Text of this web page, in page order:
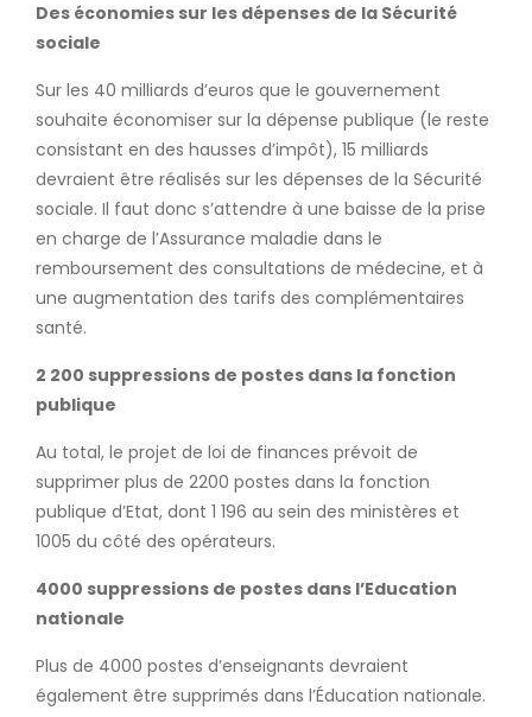
Des économies sur les dépenses de la Sécurité
sociale
Sur les 40 milliards d’euros que le gouvernement
souhaite économiser sur la dépense publique (le reste
consistant en des hausses d’impôt), 15 milliards
devraient être réalisés sur les dépenses de la Sécurité
sociale. Il faut donc s’attendre à une baisse de la prise
en charge de l’Assurance maladie dans le
remboursement des consultations de médecine, et à
une augmentation des tarifs des complémentaires
santé.
2 200 suppressions de postes dans la fonction
publique
Au total, le projet de loi de finances prévoit de
supprimer plus de 2200 postes dans la fonction
publique d’Etat, dont 1 196 au sein des ministères et
1005 du côté des opérateurs.
4000 suppressions de postes dans l’Education
nationale
Plus de 4000 postes d’enseignants devraient
également être supprimés dans l’Éducation nationale.